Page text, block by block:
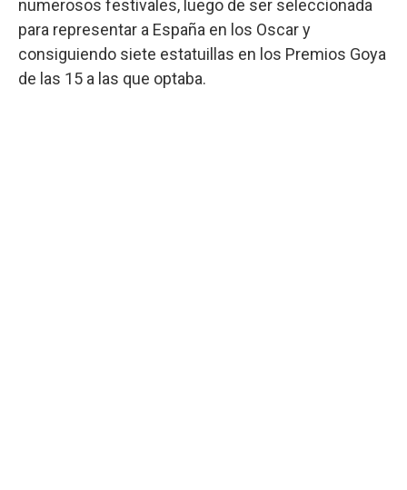
numerosos festivales, luego de ser seleccionada
para representar a España en los Oscar y
consiguiendo siete estatuillas en los Premios Goya
de las 15 a las que optaba.